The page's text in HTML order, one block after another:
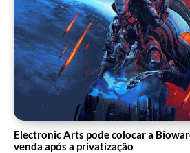
Electronic Arts pode colocar a
venda após a privatização